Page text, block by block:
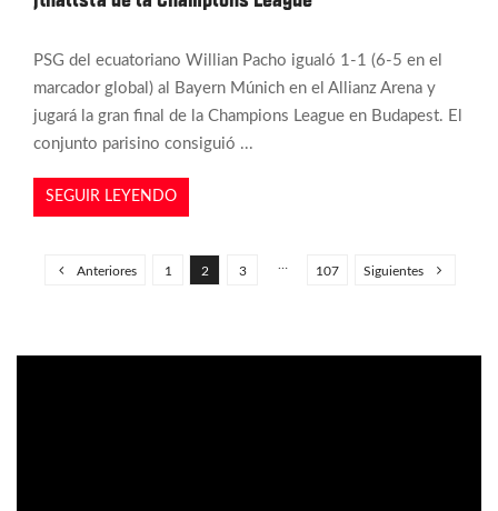
PSG del ecuatoriano Willian Pacho igualó 1-1 (6-5 en el
marcador global) al Bayern Múnich en el Allianz Arena y
jugará la gran final de la Champions League en Budapest. El
conjunto parisino consiguió ...
SEGUIR LEYENDO
n
Anteriores 1 2 3 107 Siguientes